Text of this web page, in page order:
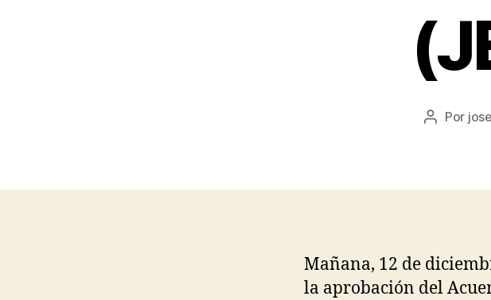
Por jose
Mañana, 12 de
la aprobación del